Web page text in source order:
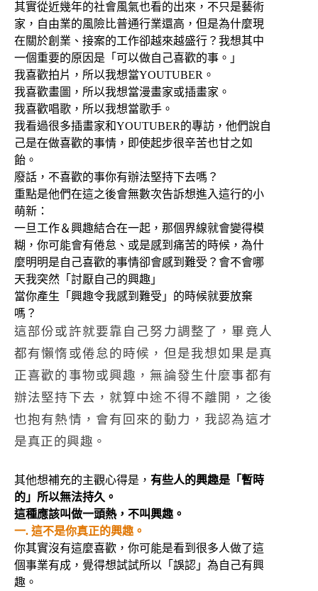
其實從近幾年的社會風氣也看的出來，不只是藝術
家，自由業的風險比普通行業還高，但是為什麼現
在關於創業、接案的工作卻越來越盛行？我想其中
一個重要的原因是「可以做自己喜歡的事。」
我喜歡拍片，所以我想當YOUTUBER。
我喜歡畫圖，所以我想當漫畫家或插畫家。
我喜歡唱歌，所以我想當歌手。
我看過很多插畫家和YOUTUBER的專訪，他們說自
己是在做喜歡的事情，即使起步很辛苦也甘之如
飴。
廢話，不喜歡的事你有辦法堅持下去嗎？
重點是他們在這之後會無數次告訴想進入這行的小
萌新：
一旦工作＆興趣結合在一起，那個界線就會變得模
糊，你可能會有倦怠、或是感到痛苦的時候，為什
麼明明是自己喜歡的事情卻會感到難受？會不會哪
天我突然「討厭自己的興趣」
當你產生「興趣令我感到難受」的時候就要放棄
嗎？
這部份或許就要靠自己努力調整了，畢竟人
都有懶惰或倦怠的時候，但是我想如果是真
正喜歡的事物或興趣，無論發生什麼事都有
辦法堅持下去，就算中途不得不離開，之後
也抱有熱情，會有回來的動力，我認為這才
是真正的興趣。
其他想補充的主觀心得是， 有些人的興趣是「暫時
的」所以無法持久。
這種應該叫做一頭熱，不叫興趣。
一. 這不是你真正的興趣。
你其實沒有這麼喜歡，你可能是看到很多人做了這
個事業有成，覺得想試試所以「誤認」為自己有興
趣。